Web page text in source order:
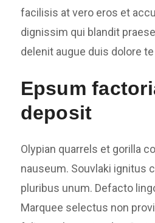
facilisis at vero eros et
dignissim qui blandit
delenit augue duis dolore
Epsum
deposit
Olypian quarrels et gorilla
nauseum. Souvlaki ignitus
pluribus unum. Defacto
Marquee selectus non